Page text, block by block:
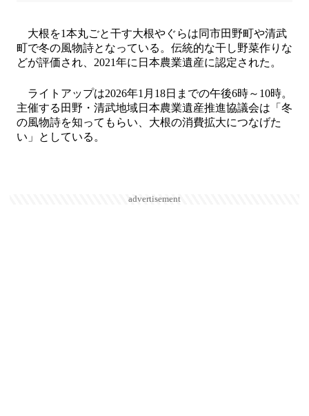
大根を1本丸ごと干す大根やぐらは同市田野町や清武
町で冬の風物詩となっている。伝統的な干し野菜作りな
どが評価され、2021年に日本農業遺産に認定された。
ライトアップは2026年1月18日までの午後6時～10時。
主催する田野・清武地域日本農業遺産推進協議会は「冬
の風物詩を知ってもらい、大根の消費拡大につなげた
い」としている。
advertisement